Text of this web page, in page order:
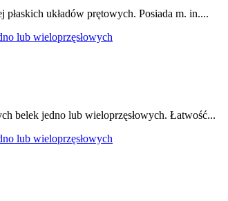
układów prętowych. Posiada m. in....
belek jedno lub wieloprzęsłowych. Łatwość...